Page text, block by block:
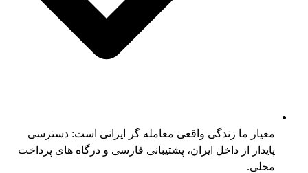
معیار ما زندگی واقعی معامله گر ایرانی است: دسترسی
پایدار از داخل ایران، پشتیبانی فارسی و درگاه های پرداخت
محلی.